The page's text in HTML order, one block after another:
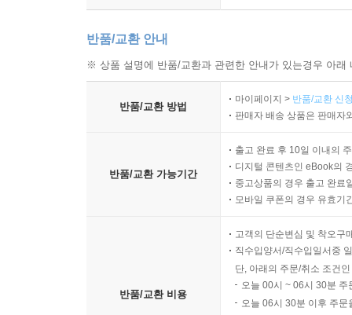
반품/교환 안내
※ 상품 설명에 반품/교환과 관련한 안내가 있는경우 아
반품/교환 방법
마이페이지 > 반품/교환 신
판매자 배송 상품은 판매자
반품/교환 가능기간
출고 완료 후 10일 이내의
디지털 콘텐츠인 eBook의
중고상품의 경우 출고 완료
모바일 쿠폰의 경우 유효기
반품/교환 비용
고객의 단순변심 및 착오구
직수입양서/직수입일서중
단, 아래의 주문/취소 조건
오늘 00시 ~ 06시 30분
오늘 06시 30분 이후 주